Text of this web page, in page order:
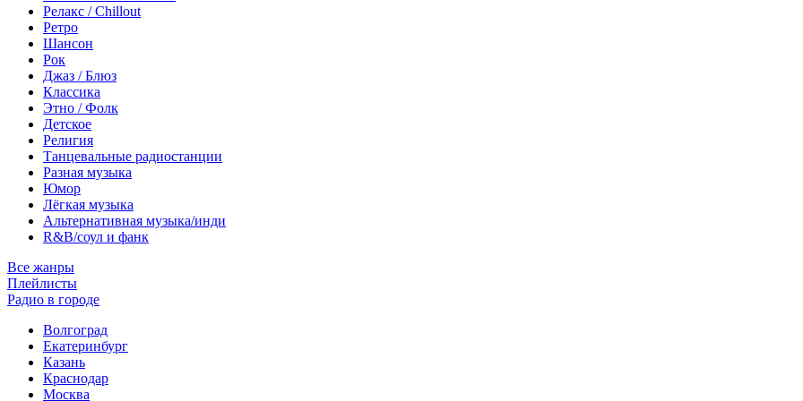
Релакс / Chillout
Ретро
Шансон
Рок
Джаз / Блюз
Классика
Этно / Фолк
Детское
Религия
Танцевальные радиостанции
Разная музыка
Юмор
Лёгкая музыка
Альтернативная музыка/инди
R&B/cоул и фанк
Все жанры
Плейлисты
Радио в городе
Волгоград
Екатеринбург
Казань
Краснодар
Москва